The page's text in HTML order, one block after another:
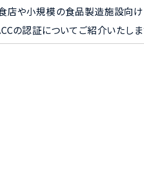
店や小規模の食品製造施設向
の認証についてご紹介いたしま